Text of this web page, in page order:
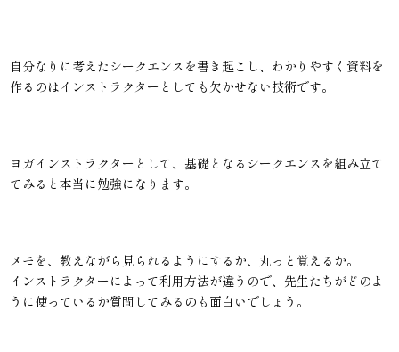
自分なりに考えたシークエンスを書き起こし、わかりやすく資料を
作るのはインストラクターとしても欠かせない技術です。
ヨガインストラクターとして、基礎となるシークエンスを組み立て
てみると本当に勉強になります。
メモを、教えながら見られるようにするか、丸っと覚えるか。
インストラクターによって利用方法が違うので、先生たちがどのよ
うに使っているか質問してみるのも面白いでしょう。